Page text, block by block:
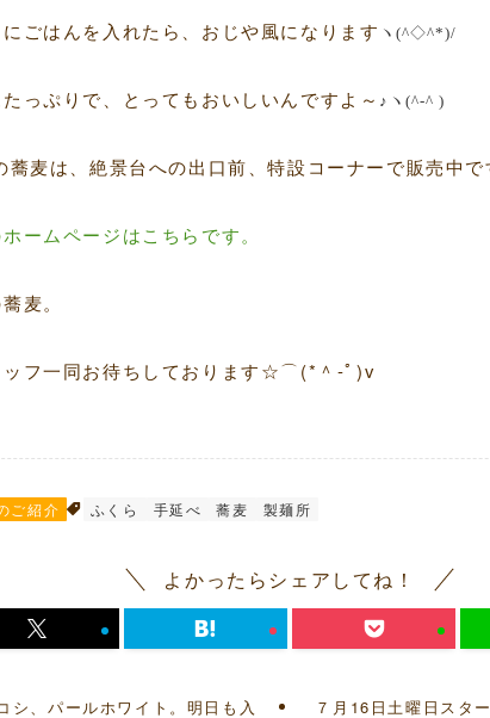
ごはんを入れたら、おじや風になります ヽ(^◇^*)/
っぷりで、とってもおいしいんですよ～ ♪ヽ(^-^ )
麦は、絶景台への出口前、特設コーナーで販売中で
ームページはこちらです。
麦。
ッフ一同お待ちしております☆⌒(*＾-ﾟ)v
ご紹介 ふくら 手延べ 蕎麦 製麺所
よかったらシェアしてね！
シ、パールホワイト。明日も入
７月16日土曜日スタ